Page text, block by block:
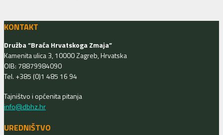
KONTAKT
Družba “Braća Hrvatskoga Zmaja”
Kamenita ulica 3, 10000 Zagreb, Hrvatska
OIB: 78879984090
Tel. +385 (0)1 485 16 94
Tajništvo i općenita pitanja
info@dbhz.hr
UREDNIŠTVO